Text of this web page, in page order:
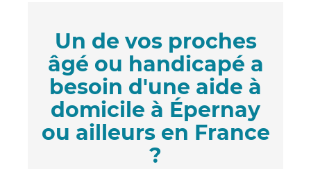
Un de vos proches
âgé ou handicapé a
besoin d'une aide à
domicile à Épernay
ou ailleurs en France
?